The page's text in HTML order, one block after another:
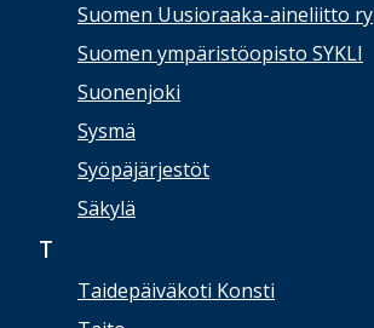
Suomen Uusioraaka-aineliitto ry
Suomen ympäristöopisto SYKLI
Suonenjoki
Sysmä
Syöpäjärjestöt
Säkylä
T
Taidepäiväkoti Konsti